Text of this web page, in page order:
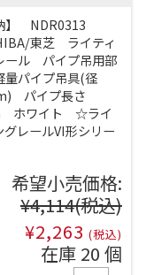
】 NDR0313
東芝 ライティ
ール パイプ吊用部
パイプ吊具(径
パイプ長さ
ホワイト ☆ライ
グレールVI形シリー
希望小売価格:
¥4,114(税込)
¥2,263 (税込)
在庫 20 個